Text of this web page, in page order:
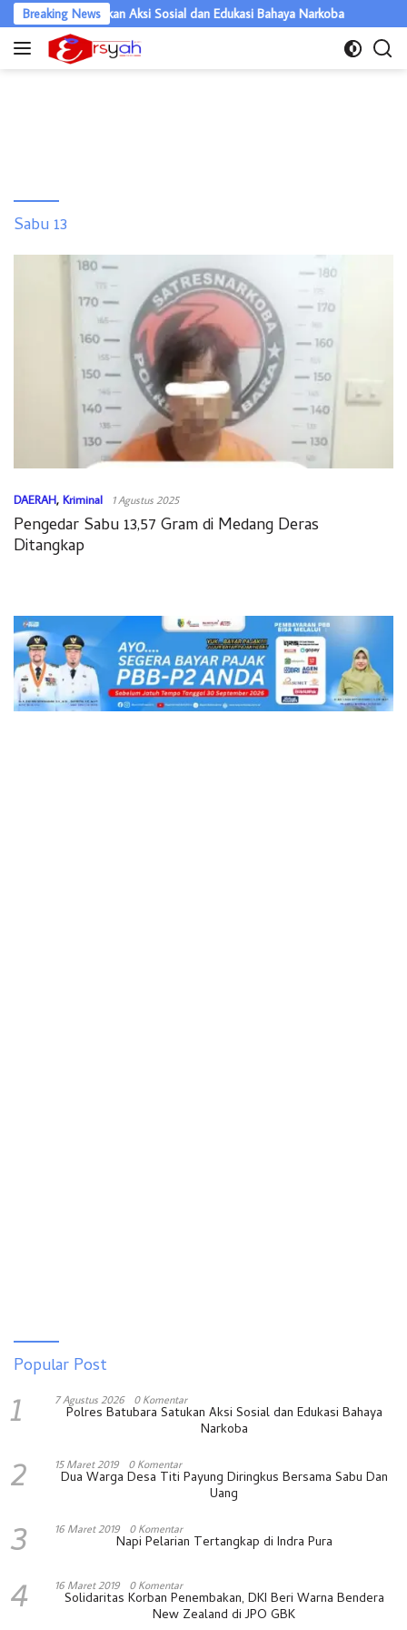
Langsung
ke
Breaking News
Batubara Satukan Aksi Sosial dan Edukasi Bahaya Narkoba
Sabu 13
DAERAH, Kriminal 1 Agustus 2025
Pengedar Sabu 13,57 Gram di Medang Deras
Ditangkap
Popular Post
1 7 Agustus 2026 0 Komentar
Polres Batubara Satukan Aksi Sosial dan Edukasi Bahaya
Narkoba
2 15 Maret 2019 0 Komentar
Dua Warga Desa Titi Payung Diringkus Bersama Sabu Dan
Uang
3 16 Maret 2019 0 Komentar
Napi Pelarian Tertangkap di Indra Pura
4 16 Maret 2019 0 Komentar
Solidaritas Korban Penembakan, DKI Beri Warna Bendera
New Zealand di JPO GBK